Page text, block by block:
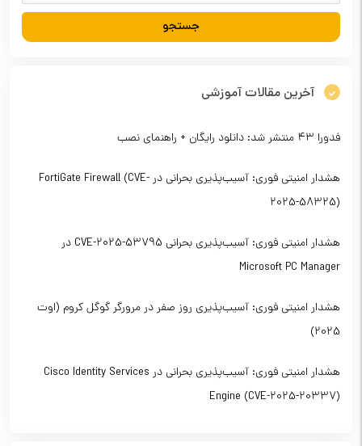
آخرین مقالات آموزشی
فدورا ۴۳ منتشر شد: دانلود رایگان + راهنمای نصب
هشدار امنیتی فوری: آسیب‌پذیری بحرانی در FortiGate Firewall (CVE-
2025-58325)
هشدار امنیتی فوری: آسیب‌پذیری بحرانی CVE-2025-53795 در
Microsoft PC Manager
هشدار امنیتی فوری: آسیب‌پذیری روز صفر در مرورگر گوگل کروم (اوت
2025)
هشدار امنیتی فوری: آسیب‌پذیری بحرانی در Cisco Identity Services
Engine (CVE-2025-20337)